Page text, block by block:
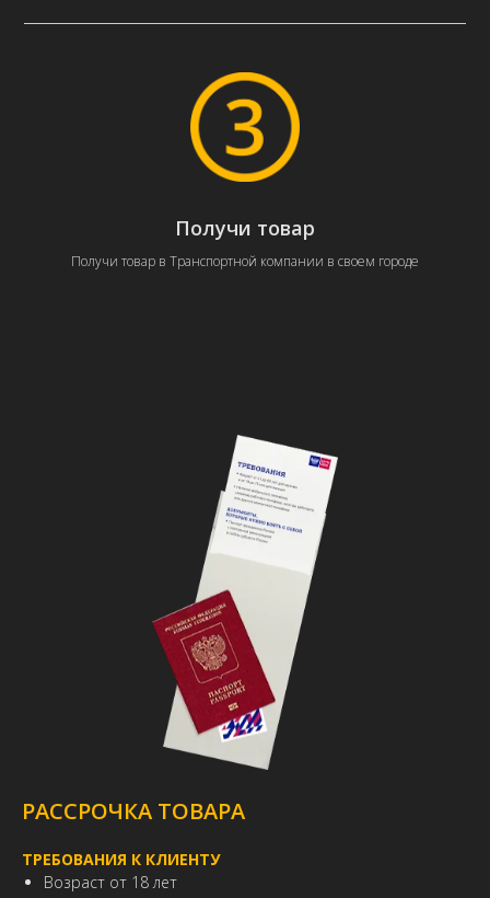
Получи товар
Получи товар в Транспортной компании в своем городе
РАССРОЧКА ТОВАРА
ТРЕБОВАНИЯ К КЛИЕНТУ
Возраст от 18 лет